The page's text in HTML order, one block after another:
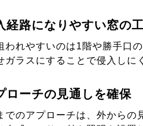
経路になりやすい窓の
われやすいのは1階や勝手口
ガラスにすることで侵入しに
ローチの見通しを確保
でのアプローチは、外からの